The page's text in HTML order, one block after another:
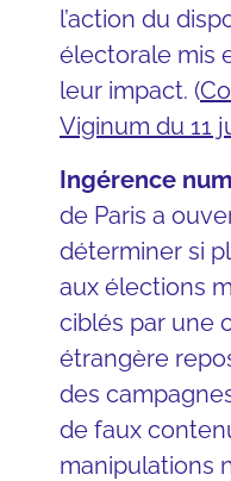
l’action du
électorale mis
leur impact. (
Viginum du 11
Ingérence
de Paris a
déterminer si
aux élections
ciblés par une
étrangère
des
de faux
manipulations